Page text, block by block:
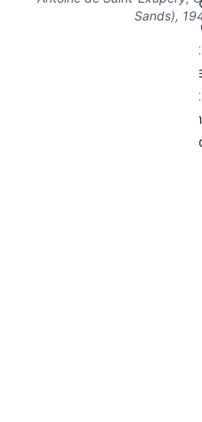
nails, and there will be
the stars in order to
be only one. To create
sails, forge the nails,
the taste for the sea
there is nothing
Sands),